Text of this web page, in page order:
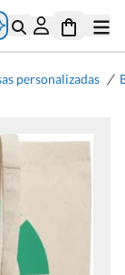
personalizadas /